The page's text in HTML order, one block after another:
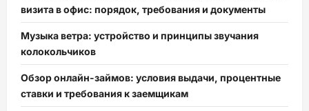
визита в офис: порядок, требования и документы
Музыка ветра: устройство и принципы звучания
колокольчиков
Обзор онлайн-займов: условия выдачи, процентные
ставки и требования к заемщикам